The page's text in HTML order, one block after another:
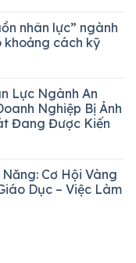
nhân lực” ngành
khoảng cách kỹ
Lực Ngành An
Nghiệp Bị Ảnh
Đang Được Kiến
Cơ Hội Vàng
Dục – Việc Làm